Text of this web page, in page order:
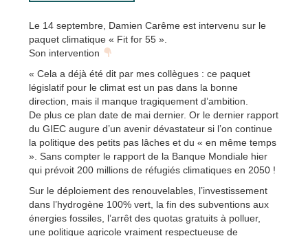
Le 14 septembre, Damien Carême est intervenu sur le
paquet climatique « Fit for 55 ».
Son intervention
« Cela a déjà été dit par mes collègues : ce paquet
législatif pour le climat est un pas dans la bonne
direction, mais il manque tragiquement d’ambition.
De plus ce plan date de mai dernier. Or le dernier rapport
du GIEC augure d’un avenir dévastateur si l’on continue
la politique des petits pas lâches et du « en même temps
». Sans compter le rapport de la Banque Mondiale hier
qui prévoit 200 millions de réfugiés climatiques en 2050 !
Sur le déploiement des renouvelables, l’investissement
dans l’hydrogène 100% vert, la fin des subventions aux
énergies fossiles, l’arrêt des quotas gratuits à polluer,
une politique agricole vraiment respectueuse de